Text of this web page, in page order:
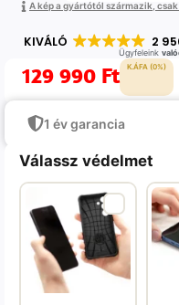
A kép a gyártótól származik,
KIVÁLÓ 2
Ügyfeleink
129 990 Ft K.ÁFA (0%)
1 év garancia
Válassz védelmet